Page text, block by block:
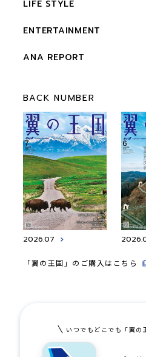
LIFE STYLE
ENTERTAINMENT
ANA REPORT
BACK NUMBER
2026.07
「翼の王国」のご購入はこちら
いつでもどこでも「翼の